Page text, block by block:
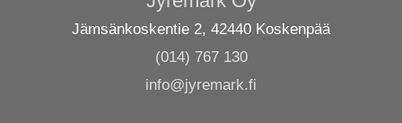
Jämsänkoskentie 2, 42440 Koskenpää
(014) 767 130
info@jyremark.fi